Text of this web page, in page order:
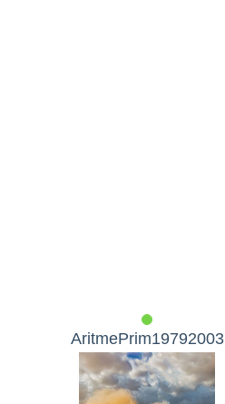
AritmePrim19792003